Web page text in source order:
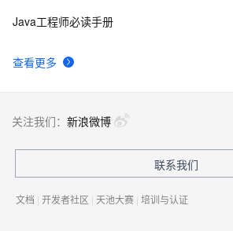
查看更多
Java工程师必读手册
关注我们： 新浪微博
联系我们
文档 | 开发者社区 | 天池大赛 | 培训与认证